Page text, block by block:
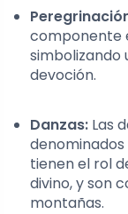
componente
simbolizando
devoción.
Danzas: Las
denominados
tienen el rol
divino, y son
montañas.